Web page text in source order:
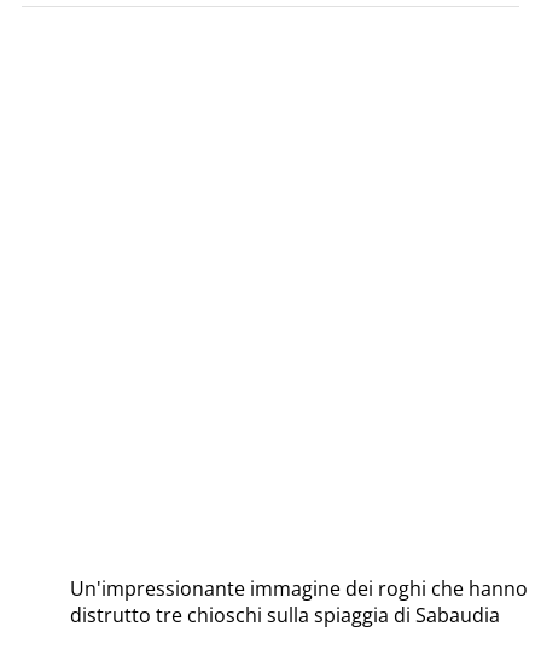
Un'impressionante immagine dei roghi che hanno
distrutto tre chioschi sulla spiaggia di Sabaudia